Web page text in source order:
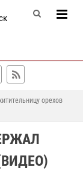
орехов